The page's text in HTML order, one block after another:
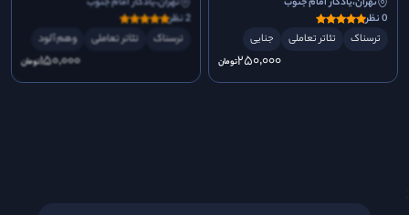
0 نظر
ترسناک
تئاتر تعاملی جنایی
250٬000تومان
2 نظر
ترسناک
تئاتر تعاملی وهم آلود
150٬000تومان